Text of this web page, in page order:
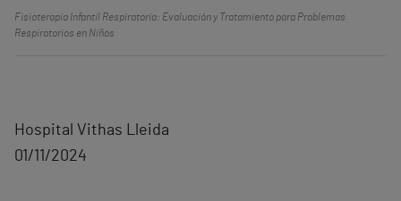
Fisioterapia Infantil Respiratoria: Evaluación y Tratamiento para Problemas
Respiratorios en Niños
Hospital Vithas Lleida
01/11/2024